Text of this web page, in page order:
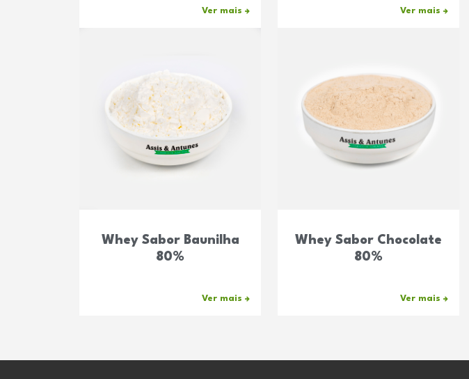
Ver mais Ver mais
Whey Sabor Baunilha
80%
Ver mais
Whey Sabor Chocolate
80%
Ver mais